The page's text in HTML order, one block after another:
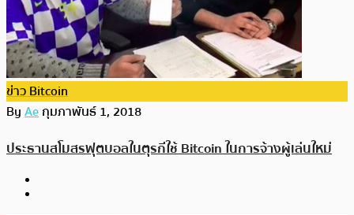
ข่าว Bitcoin
ByAeกุมภาพันธ์ 1, 2018
ประธานสโมสรฟุตบอลในตุรกีใช้ Bitcoin ในการจ้างผู้เล่นใหม่